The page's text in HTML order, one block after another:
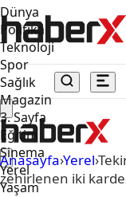
Dünya
Politika
Teknoloji
Spor
Sağlık
Magazin
3. Sayfa
Eğitim
Sinema
Yerel
Yaşam
Anasayfa›Yerel›
zehirlenen iki